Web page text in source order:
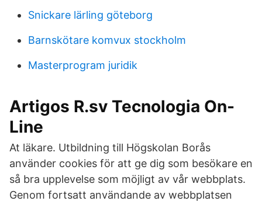
Snickare lärling göteborg
Barnskötare komvux stockholm
Masterprogram juridik
Artigos R.sv Tecnologia On-
Line
At läkare. Utbildning till Högskolan Borås
använder cookies för att ge dig som besökare en
så bra upplevelse som möjligt av vår webbplats.
Genom fortsatt användande av webbplatsen